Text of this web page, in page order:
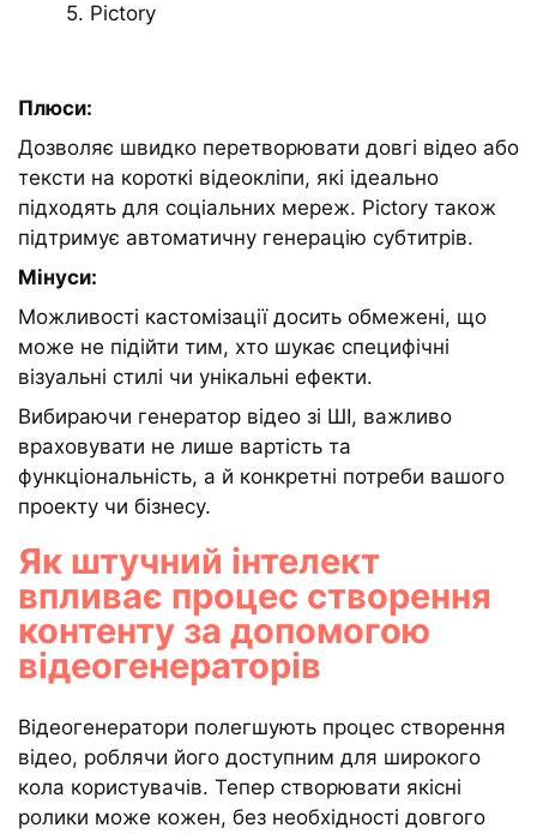
5. Pictory
Плюси:
Дозволяє швидко перетворювати довгі відео або
тексти на короткі відеокліпи, які ідеально
підходять для соціальних мереж. Pictory також
підтримує автоматичну генерацію субтитрів.
Мінуси:
Можливості кастомізації досить обмежені, що
може не підійти тим, хто шукає специфічні
візуальні стилі чи унікальні ефекти.
Вибираючи генератор відео зі ШІ, важливо
враховувати не лише вартість та
функціональність, а й конкретні потреби вашого
проекту чи бізнесу.
Як штучний інтелект
впливає процес створення
контенту за допомогою
відеогенераторів
Відеогенератори полегшують процес створення
відео, роблячи його доступним для широкого
кола користувачів. Тепер створювати якісні
ролики може кожен, без необхідності довгого